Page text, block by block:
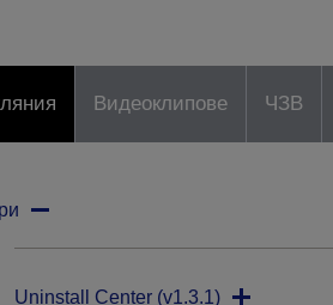
Видеоклипове ЧЗВ
Uninstall Center (v1.3.1)